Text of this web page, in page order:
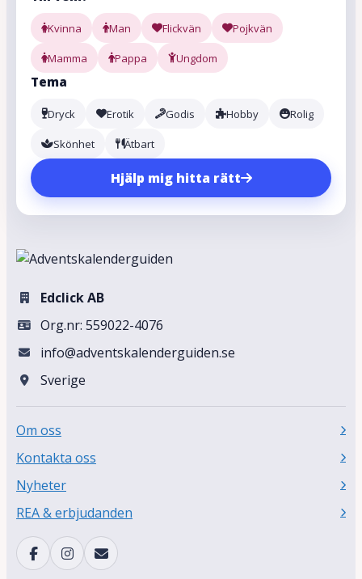
Kvinna Man Flickvän Pojkvän
Mamma Pappa Ungdom
Tema
Dryck Erotik Godis Hobby Rolig
Skönhet Ätbart
Hjälp mig hitta rätt
Edclick AB
Org.nr: 559022-4076
info@adventskalenderguiden.se
Sverige
Om oss
Kontakta oss
Nyheter
REA & erbjudanden